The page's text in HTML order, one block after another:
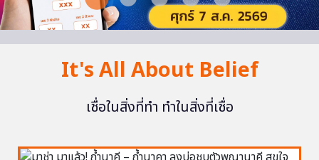
It's All About Belief
เชื่อในสิ่งที่ทำ ทำในสิ่งที่เชื่อ